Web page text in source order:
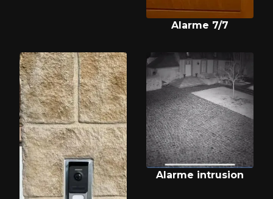
Alarme 7/7
Alarme intrusion